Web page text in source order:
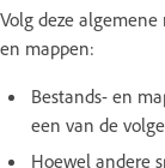
Volg deze
en mappen:
Bestands- en
een van de
Hoewel andere